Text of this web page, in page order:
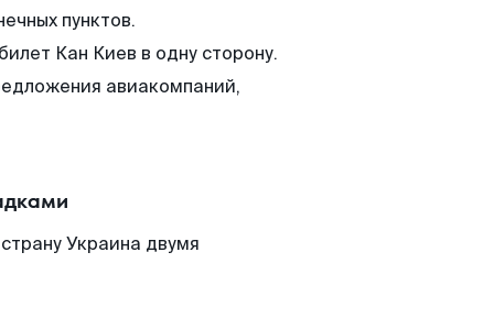
пунктов.
Кан Киев в одну сторону.
авиакомпаний,
Украина двумя